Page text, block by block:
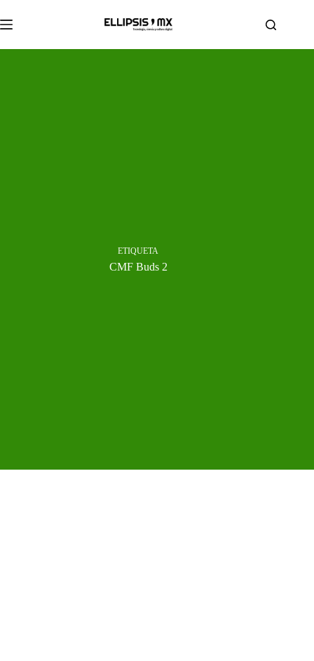
al
contenido
ETIQUETA
CMF Buds 2